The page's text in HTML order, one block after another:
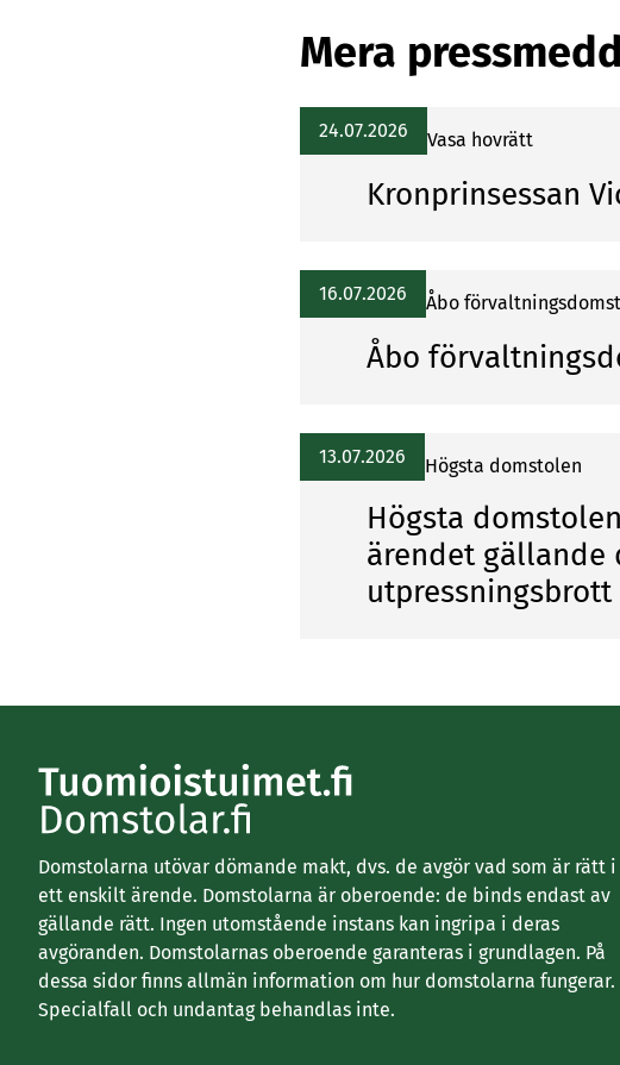
Mera
24.07.2026 Vasa hov­rätt
Kronprinsessan
16.07.2026 Åbo
Åbo
13.07.2026 Högsta domstolen
Högsta
ärendet gällande
utpressningsbrott
Domstolarna utövar dömande makt, dvs. de avgör vad som är rätt i
ett enskilt ärende. Domstolarna är oberoende: de binds endast av
gällande rätt. Ingen utomstående instans kan ingripa i deras
avgöranden. Domstolarnas oberoende garanteras i grundlagen. På
dessa sidor finns allmän information om hur domstolarna fungerar.
Specialfall och undantag behandlas inte.